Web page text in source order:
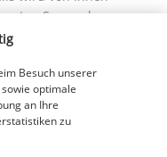
Sarong besorgen.
Besuch unserer
optimale
an Ihre
zu